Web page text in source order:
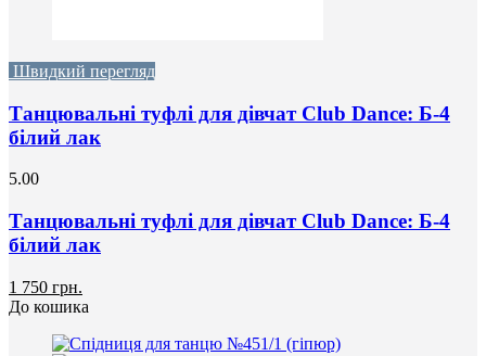
Швидкий перегляд
Танцювальні туфлі для дівчат Club Dance: Б-4
білий лак
5.00
Танцювальні туфлі для дівчат Club Dance: Б-4
білий лак
1 750 грн.
До кошика